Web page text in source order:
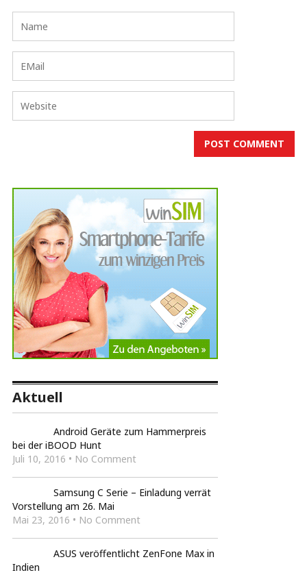
Aktuell
Android Geräte zum Hammerpreis
bei der iBOOD Hunt
Juli 10, 2016 • No Comment
Samsung C Serie – Einladung verrät
Vorstellung am 26. Mai
Mai 23, 2016 • No Comment
ASUS veröffentlicht ZenFone Max in
Indien